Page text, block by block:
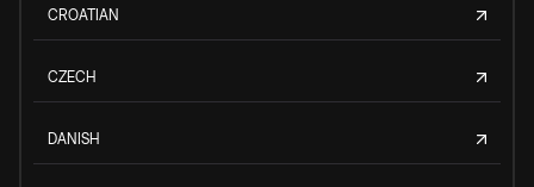
CROATIAN
CZECH
DANISH